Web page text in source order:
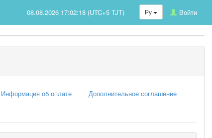
Ру Войти
08.08.2026 17:02:18 (UTC+5 TJT)
Информация об оплате Дополнительное соглашение